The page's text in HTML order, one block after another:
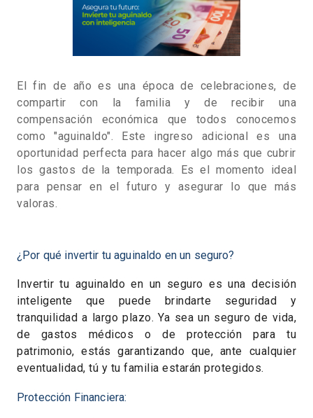
El fin de año es una época de celebraciones, de
compartir con la familia y de recibir una
compensación económica que todos conocemos
como "aguinaldo". Este ingreso adicional es una
oportunidad perfecta para hacer algo más que cubrir
los gastos de la temporada. Es el momento ideal
para pensar en el futuro y asegurar lo que más
valoras.
¿Por qué invertir tu aguinaldo en un seguro?
Invertir tu aguinaldo en un seguro es una decisión
inteligente que puede brindarte seguridad y
tranquilidad a largo plazo. Ya sea un seguro de vida,
de gastos médicos o de protección para tu
patrimonio, estás garantizando que, ante cualquier
eventualidad, tú y tu familia estarán protegidos.
Protección Financiera: